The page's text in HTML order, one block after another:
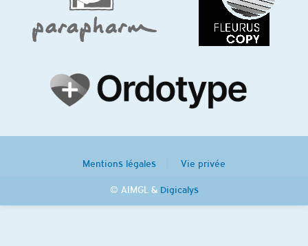
Mentions légales Vie privée
© AIMGL & Digicalys